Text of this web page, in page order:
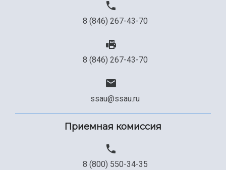
8 (846) 267-43-70
8 (846) 267-43-70
ssau@ssau.ru
Приемная комиссия
8 (800) 550-34-35